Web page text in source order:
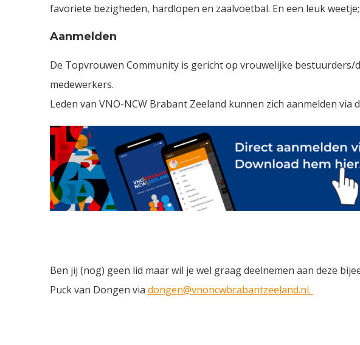
favoriete bezigheden, hardlopen en zaalvoetbal. En een leuk
Aanmelden
De Topvrouwen Community is gericht op vrouwelijke
medewerkers.
Leden van VNO-NCW Brabant Zeeland kunnen zich aanmelden via
Ben jij (nog) geen lid maar wil je wel graag deelnemen aan deze
Puck van Dongen via dongen@vnoncwbrabantzeeland.nl.